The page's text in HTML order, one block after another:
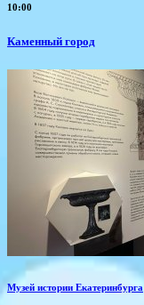
10:00
Каменный город
Музей истории Екатеринбурга